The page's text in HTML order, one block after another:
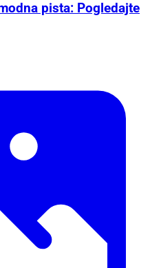
pista: Pogledajte